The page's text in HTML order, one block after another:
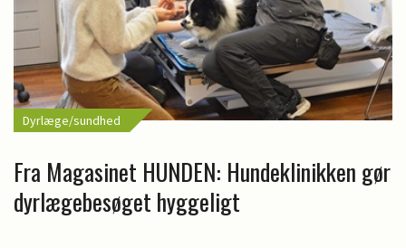
Dyrlæge/sundhed
Fra Magasinet HUNDEN: Hundeklinikken gør
dyrlægebesøget hyggeligt